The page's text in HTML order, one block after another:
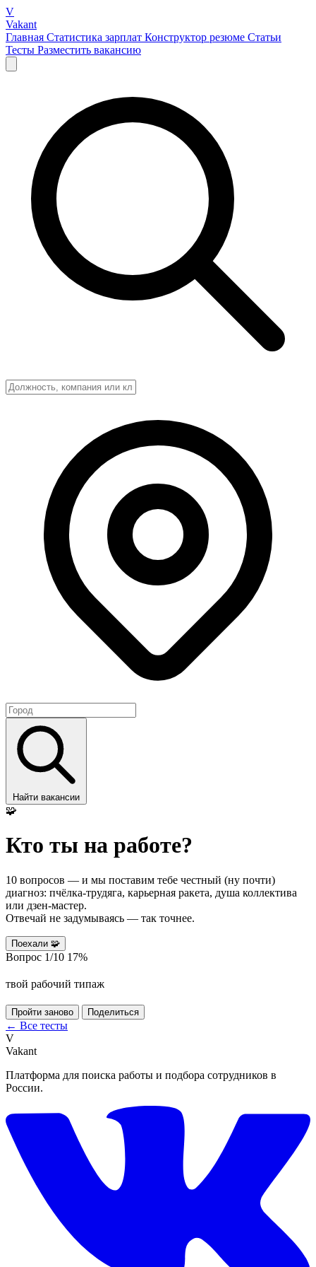
V
Vakant
Главная Статистика зарплат Конструктор резюме Статьи
Тесты Разместить вакансию
Найти вакансии
🧩
Кто ты на работе?
10 вопросов — и мы поставим тебе честный (ну почти)
диагноз: пчёлка-трудяга, карьерная ракета, душа коллектива
или дзен-мастер.
Отвечай не задумываясь — так точнее.
Поехали 🧩
Вопрос 1/10 17%
твой рабочий типаж
Пройти заново Поделиться
← Все тесты
V
Vakant
Платформа для поиска работы и подбора сотрудников в
России.